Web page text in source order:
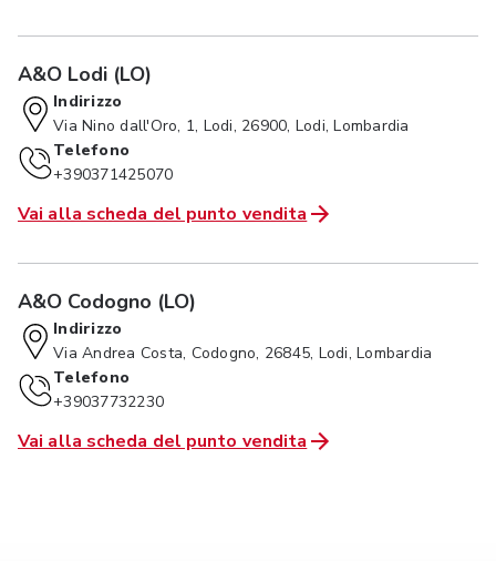
A&O Lodi (LO)
Indirizzo
Via Nino dall'Oro, 1, Lodi, 26900, Lodi, Lombardia
Telefono
+390371425070
Vai alla scheda del punto vendita
A&O Codogno (LO)
Indirizzo
Via Andrea Costa, Codogno, 26845, Lodi, Lombardia
Telefono
+39037732230
Vai alla scheda del punto vendita